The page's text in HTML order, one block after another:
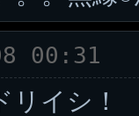
00:31
イシ！